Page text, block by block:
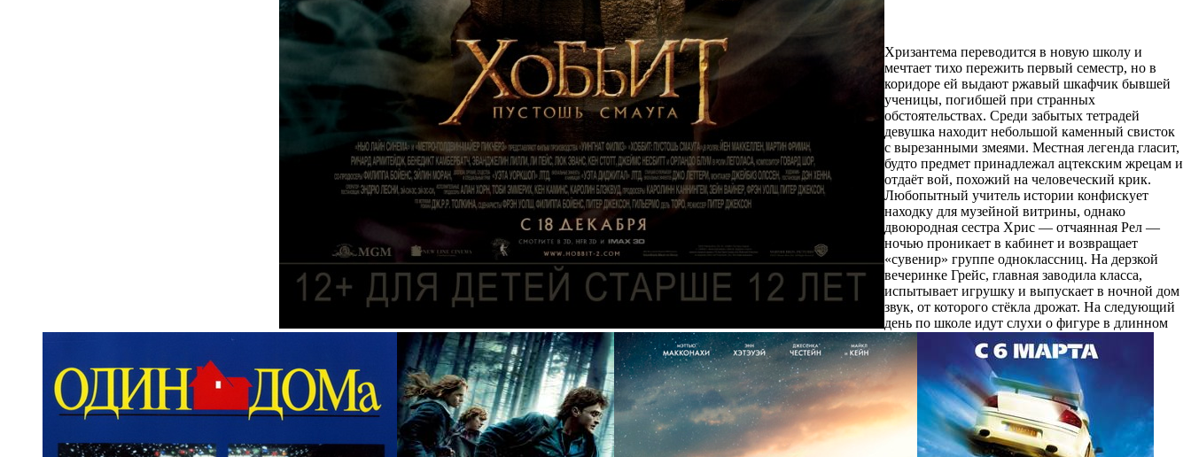
Хризантема переводится в новую школу и
мечтает тихо пережить первый семестр, но в
коридоре ей выдают ржавый шкафчик бывшей
ученицы, погибшей при странных
обстоятельствах. Среди забытых тетрадей
девушка находит небольшой каменный свисток
с вырезанными змеями. Местная легенда гласит,
будто предмет принадлежал ацтекским жрецам и
отдаёт вой, похожий на человеческий крик.
Любопытный учитель истории конфискует
находку для музейной витрины, однако
двоюродная сестра Хрис — отчаянная Рел —
ночью проникает в кабинет и возвращает
«сувенир» группе одноклассниц. На дерзкой
вечеринке Грейс, главная заводила класса,
испытывает игрушку и выпускает в ночной дом
звук, от которого стёкла дрожат. На следующий
день по школе идут слухи о фигуре в длинном